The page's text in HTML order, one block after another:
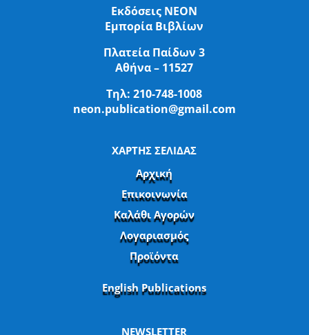
Εκδόσεις ΝΕΟΝ
Εμπορία Βιβλίων
Πλατεία Παίδων 3
Αθήνα – 11527
Τηλ:210-748-1008
neon.publication@gmail.com
ΧΑΡΤΗΣ ΣΕΛΙΔΑΣ
Αρχική
Επικοινωνία
Καλάθι Αγορών
Λογαριασμός
Προϊόντα
English Publications
NEWSLETTER